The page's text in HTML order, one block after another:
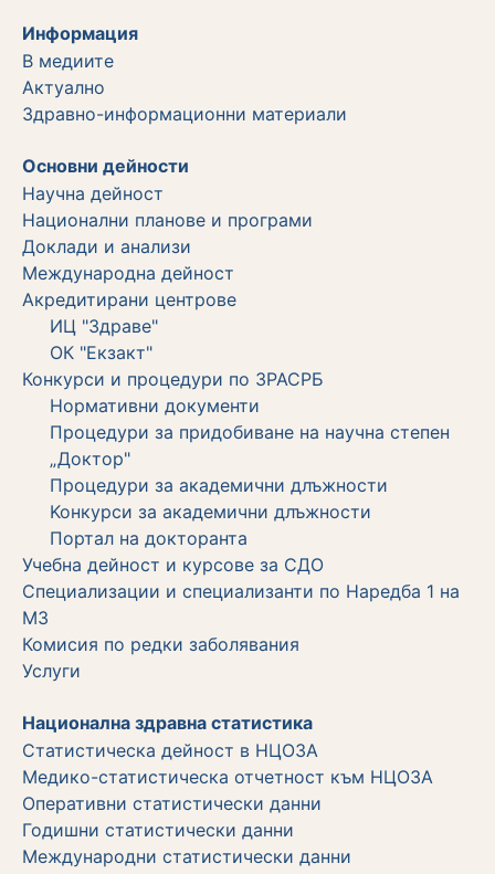
Информация
В медиите
Актуално
Здравно-информационни материали
Основни дейности
Научна дейност
Национални планове и програми
Доклади и анализи
Международна дейност
Акредитирани центрове
ИЦ "Здраве"
ОК "Екзакт"
Конкурси и процедури по ЗРАСРБ
Нормативни документи
Процедури за придобиване на научна степен
„Доктор"
Процедури за академични длъжности
Koнкурси за академични длъжности
Портал на докторанта
Учебна дейност и курсове за СДО
Специализации и специализанти по Наредба 1 на
МЗ
Комисия по редки заболявания
Услуги
Национална здравна статистика
Статистическа дейност в НЦОЗА
Медико-статистическа отчетност към НЦОЗА
Оперативни статистически данни
Годишни статистически данни
Международни статистически данни